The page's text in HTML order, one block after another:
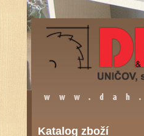
Katalog zboží